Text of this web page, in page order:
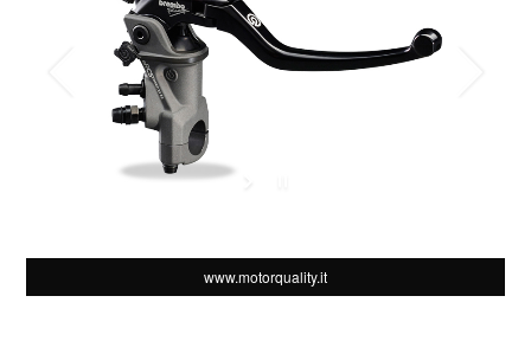
www.motorquality.it